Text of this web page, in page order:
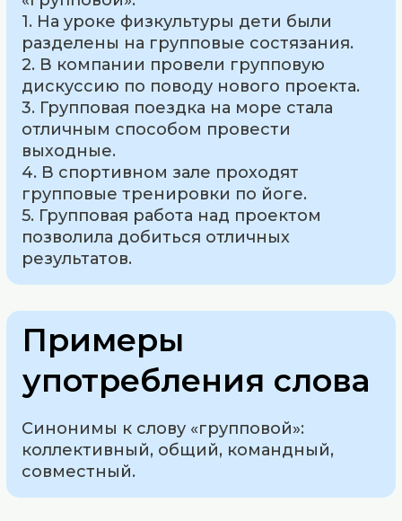
1. На уроке физкультуры дети были
разделены на групповые состязания.
2. В компании провели групповую
дискуссию по поводу нового проекта.
3. Групповая поездка на море стала
отличным способом провести
выходные.
4. В спортивном зале проходят
групповые тренировки по йоге.
5. Групповая работа над проектом
позволила добиться отличных
результатов.
Примеры
употребления слова
Синонимы к слову «групповой»:
коллективный, общий, командный,
совместный.